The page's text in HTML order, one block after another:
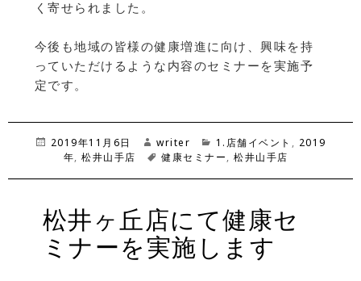
く寄せられました。
今後も地域の皆様の健康増進に向け、興味を持
っていただけるような内容のセミナーを実施予
定です。
投
2019年11月6日
作
成
writer
カ
テ
1.店舗イベント , 2019
年, 松井山手店
タ
健康セミナー, 松井山手店
松井ヶ丘店にて健康セ
ミナーを実施します